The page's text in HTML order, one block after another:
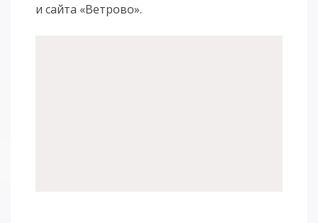
и сайта «Ветрово».